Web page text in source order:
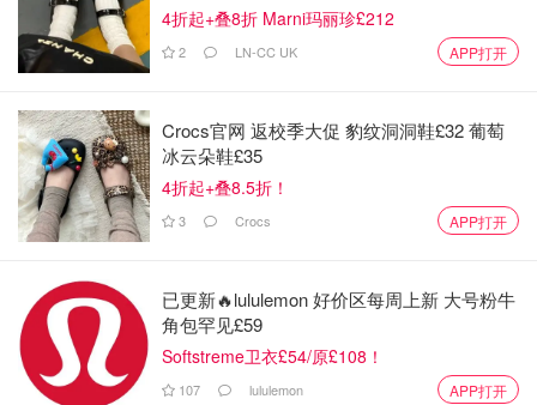
表面上看，她的演唱会堪称“灾难现场”：唱功几乎为零，节
奏屡屡跑调，假唱传闻更是频频被实锤。舞台布景土味十
足，妆容荒诞夸张，灯光简陋，海报修得面目全非。按理
4折起+叠8折 Marni玛丽珍£212
2 LN-CC UK APP打开
Crocs官网 返校季大促 豹纹洞洞鞋£32 葡萄
冰云朵鞋£35
4折起+叠8.5折！
3 Crocs APP打开
已更新🔥lululemon 好价区每周上新 大号粉牛
角包罕见£59
Softstreme卫衣£54/原£108！
107 lululemon APP打开